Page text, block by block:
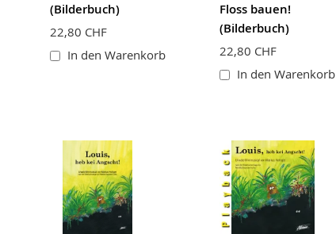
(Bilderbuch)
22,80 CHF
In den Warenkorb
Floss bauen!
(Bilderbuch)
22,80 CHF
In den Warenkorb